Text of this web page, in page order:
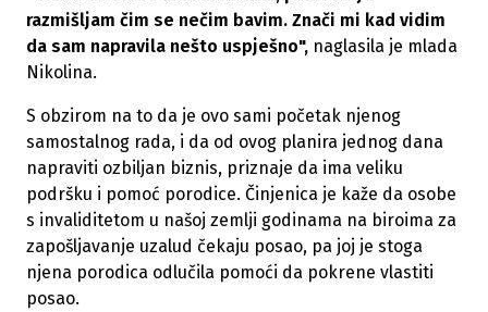
razmišljam čim se nečim bavim. Znači mi kad vidim
da sam napravila nešto uspješno", naglasila je mlada
Nikolina.
S obzirom na to da je ovo sami početak njenog
samostalnog rada, i da od ovog planira jednog dana
napraviti ozbiljan biznis, priznaje da ima veliku
podršku i pomoć porodice. Činjenica je kaže da osobe
s invaliditetom u našoj zemlji godinama na biroima za
zapošljavanje uzalud čekaju posao, pa joj je stoga
njena porodica odlučila pomoći da pokrene vlastiti
posao.